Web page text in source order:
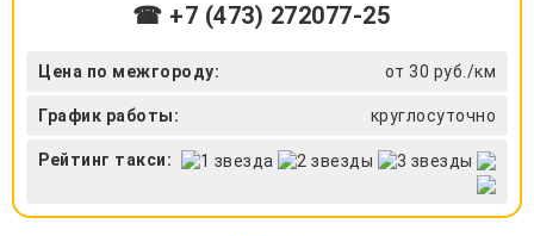
☎ +7 (473) 272077-25
Цена по межгороду: от 30 руб./км
График работы: круглосуточно
Рейтинг такси: